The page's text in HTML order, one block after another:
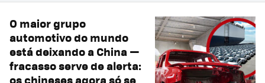
O maior grupo
automotivo do mundo
está deixando a China —
fracasso serve de alerta: